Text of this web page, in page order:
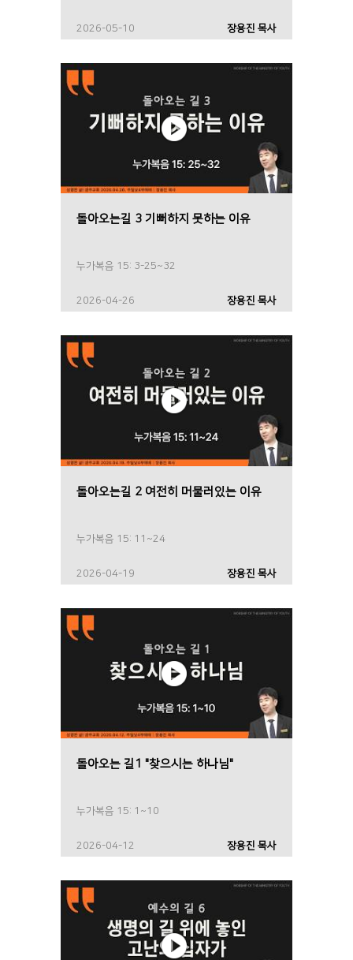
2026-05-10 장용진 목사
돌아오는길 3 기뻐하지 못하는 이유
누가복음 15: 3-25~32
2026-04-26 장용진 목사
돌아오는길 2 여전히 머물러있는 이유
누가복음 15: 11~24
2026-04-19 장용진 목사
돌아오는 길1 "찾으시는 하나님"
누가복음 15: 1~10
2026-04-12 장용진 목사